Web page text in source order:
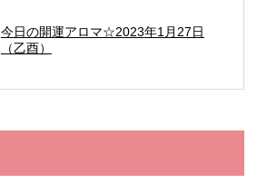
今日の開運アロマ☆2023年1月27日
（乙酉）